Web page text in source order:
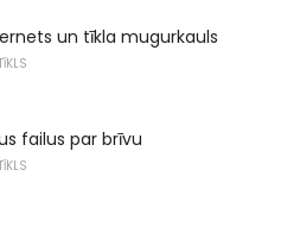
un tīkla mugurkauls
failus par brīvu